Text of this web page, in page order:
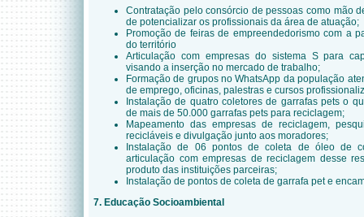
Contratação pelo consórcio de pessoas como mão
de potencializar os profissionais da área de atuação;
Promoção de feiras de empreendedorismo com a
do território
Articulação com empresas do sistema S para
visando a inserção no mercado de trabalho;
Formação de grupos no WhatsApp da população
de emprego, oficinas, palestras e cursos
Instalação de quatro coletores de garrafas pets o
de mais de 50.000 garrafas pets para reciclagem;
Mapeamento das empresas de reciclagem,
recicláveis e divulgação junto aos moradores;
Instalação de 06 pontos de coleta de óleo de
articulação com empresas de reciclagem desse
produto das instituições parceiras;
Instalação de pontos de coleta de garrafa pet e
7. Educação Socioambiental